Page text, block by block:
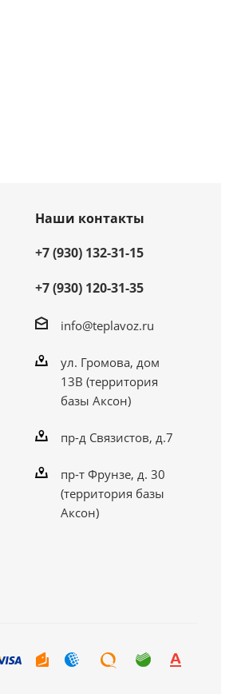
Наши контакты
+7 (930) 132-31-15
+7 (930) 120-31-35
info@teplavoz.ru
ул. Громова, дом
13В (территория
базы Аксон)
пр-д Связистов, д.7
пр-т Фрунзе, д. 30
(территория базы
Аксон)